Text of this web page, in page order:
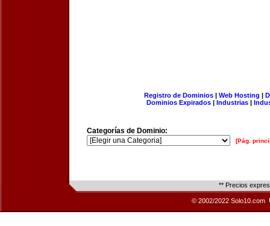
Registro de Dominios| Web Hosting |
Dominios Expirados | Industrias |
Categorías de Dominio:
[Pág.
** Precios
© 2002/2022 Solo10.com